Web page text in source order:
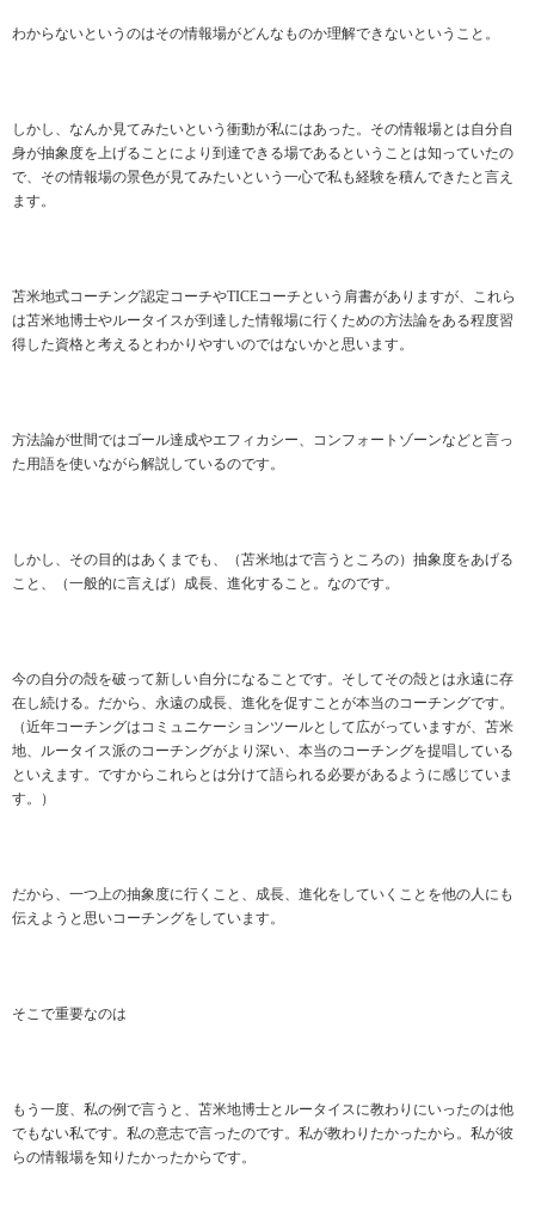
わからないというのはその情報場がどんなものか理解できないということ。
しかし、なんか見てみたいという衝動が私にはあった。その情報場とは自分自
身が抽象度を上げることにより到達できる場であるということは知っていたの
で、その情報場の景色が見てみたいという一心で私も経験を積んできたと言え
ます。
苫米地式コーチング認定コーチやTICEコーチという肩書がありますが、これら
は苫米地博士やルータイスが到達した情報場に行くための方法論をある程度習
得した資格と考えるとわかりやすいのではないかと思います。
方法論が世間ではゴール達成やエフィカシー、コンフォートゾーンなどと言っ
た用語を使いながら解説しているのです。
しかし、その目的はあくまでも、（苫米地はで言うところの）抽象度をあげる
こと、（一般的に言えば）成長、進化すること。なのです。
今の自分の殻を破って新しい自分になることです。そしてその殻とは永遠に存
在し続ける。だから、永遠の成長、進化を促すことが本当のコーチングです。
（近年コーチングはコミュニケーションツールとして広がっていますが、苫米
地、ルータイス派のコーチングがより深い、本当のコーチングを提唱している
といえます。ですからこれらとは分けて語られる必要があるように感じていま
す。）
だから、一つ上の抽象度に行くこと、成長、進化をしていくことを他の人にも
伝えようと思いコーチングをしています。
そこで重要なのは
もう一度、私の例で言うと、苫米地博士とルータイスに教わりにいったのは他
でもない私です。私の意志で言ったのです。私が教わりたかったから。私が彼
らの情報場を知りたかったからです。